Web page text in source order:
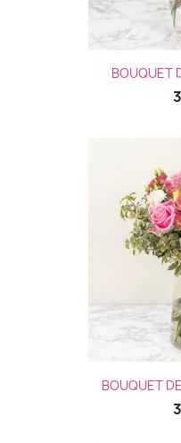
BOUQUET
BOUQUET